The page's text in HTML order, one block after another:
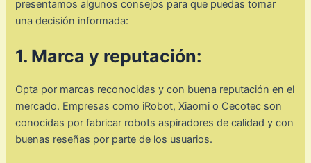
presentamos algunos consejos para que puedas tomar
una decisión informada:
1. Marca y reputación:
Opta por marcas reconocidas y con buena reputación en el
mercado. Empresas como iRobot, Xiaomi o Cecotec son
conocidas por fabricar robots aspiradores de calidad y con
buenas reseñas por parte de los usuarios.